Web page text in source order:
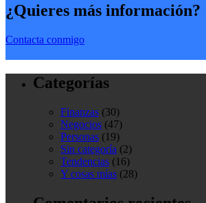
¿Quieres más información?
Contacta conmigo
Categorías
Finanzas (30)
Negocios (47)
Personas (19)
Sin categoría (2)
Tendencias (16)
Y cosas mías (28)